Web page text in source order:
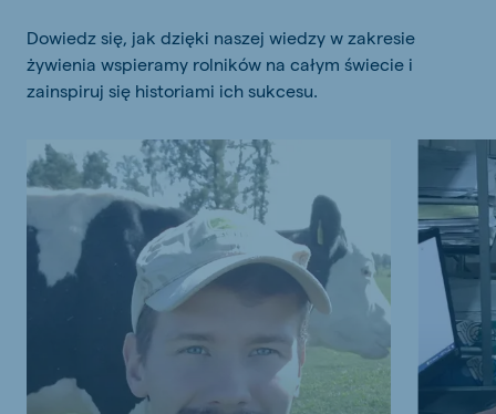
Dowiedz się, jak dzięki naszej wiedzy w zakresie
żywienia wspieramy rolników na całym świecie i
zainspiruj się historiami ich sukcesu.